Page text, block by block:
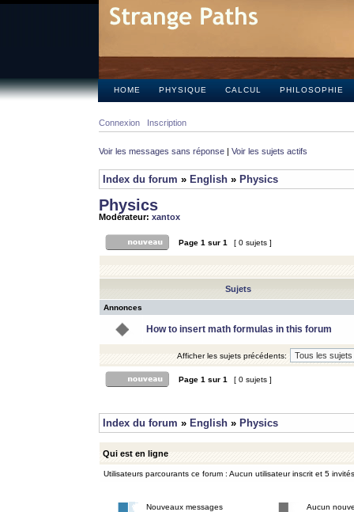
HOME PHYSIQUE CALCUL PHILOSOPHIE
Connexion Inscription
Voir les messages sans réponse | Voir les sujets actifs
Index du forum » English » Physics
Physics
Modérateur: xantox
Page 1 sur 1 [ 0 sujets ]
Sujets
Annonces
How to insert math formulas in this forum
Afficher les sujets précédents:
Page 1 sur 1 [ 0 sujets ]
Index du forum » English » Physics
Qui est en ligne
Utilisateurs parcourants ce forum : Aucun utilisateur inscrit et 5 invités
Nouveaux messages Aucun